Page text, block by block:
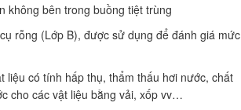
không bên trong buồng tiệt trùng
rỗng (Lớp B), được sử dụng để đánh giá mức
liệu có tính hấp thụ, thẩm thấu hơi nước, chất
cho các vật liệu bằng vải, xốp vv…